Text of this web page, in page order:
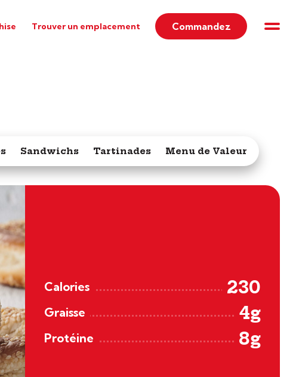
Trouver un emplacement Commandez
Sandwichs Tartinades Menu de Valeur
Calories 230
Graisse 4g
Protéine 8g